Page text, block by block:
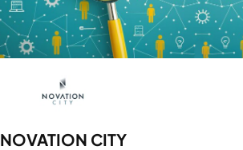
NOVATION CITY